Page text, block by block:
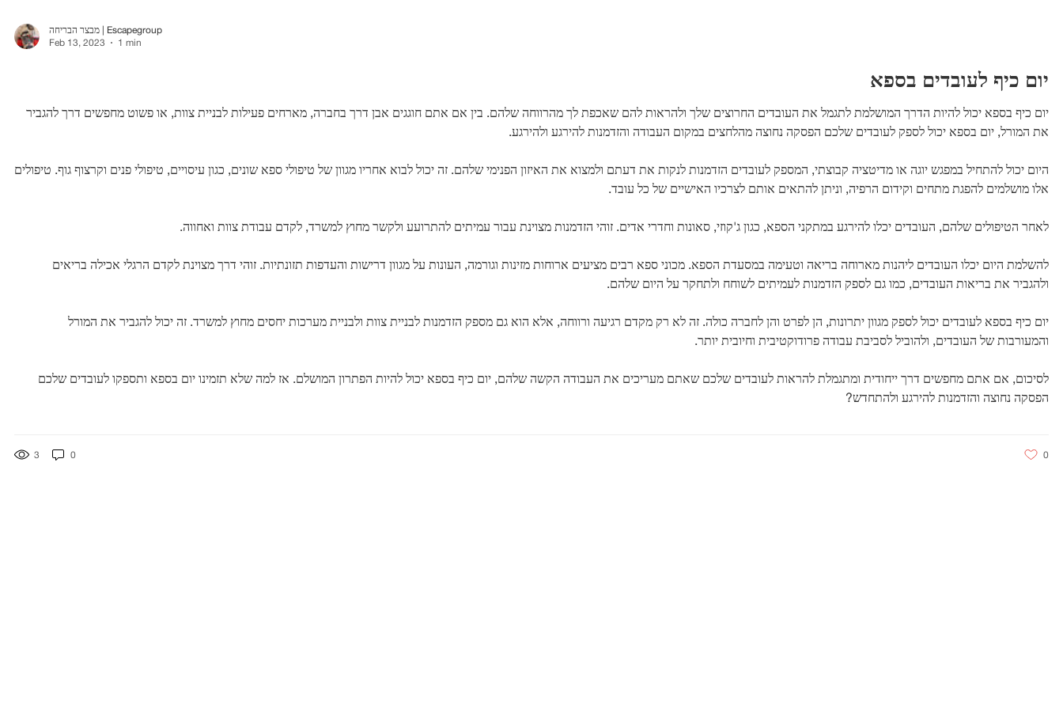
מבצר הבריחה | Escapegroup
Feb 13, 2023
1 min
יום כיף לעובדים בספא
יום כיף בספא יכול להיות הדרך המושלמת לתגמל את העובדים החרוצים שלך ולהראות להם שאכפת לך מהרווחה שלהם. בין אם אתם חוגגים אבן דרך בחברה, מארחים פעילות לבניית צוות, או פשוט מחפשים דרך להגביר
את המורל, יום בספא יכול לספק לעובדים שלכם הפסקה נחוצה מהלחצים במקום העבודה והזדמנות להירגע ולהירגע.
היום יכול להתחיל במפגש יוגה או מדיטציה קבוצתי, המספק לעובדים הזדמנות לנקות את דעתם ולמצוא את האיזון הפנימי שלהם. זה יכול לבוא אחריו מגוון של טיפולי ספא שונים, כגון עיסויים, טיפולי פנים וקרצוף גוף. טיפולים
אלו מושלמים להפגת מתחים וקידום הרפיה, וניתן להתאים אותם לצרכיו האישיים של כל עובד.
לאחר הטיפולים שלהם, העובדים יכלו להירגע במתקני הספא, כגון ג'קוזי, סאונות וחדרי אדים. זוהי הזדמנות מצוינת עבור עמיתים להתרועע ולקשר מחוץ למשרד, לקדם עבודת צוות ואחווה.
להשלמת היום יכלו העובדים ליהנות מארוחה בריאה וטעימה במסעדת הספא. מכוני ספא רבים מציעים ארוחות מזינות וגורמה, העונות על מגוון דרישות והעדפות תזונתיות. זוהי דרך מצוינת לקדם הרגלי אכילה בריאים
ולהגביר את בריאות העובדים, כמו גם לספק הזדמנות לעמיתים לשוחח ולתחקר על היום שלהם.
יום כיף בספא לעובדים יכול לספק מגוון יתרונות, הן לפרט והן לחברה כולה. זה לא רק מקדם רגיעה ורווחה, אלא הוא גם מספק הזדמנות לבניית צוות ולבניית מערכות יחסים מחוץ למשרד. זה יכול להגביר את המורל
והמעורבות של העובדים, ולהוביל לסביבת עבודה פרודוקטיבית וחיובית יותר.
לסיכום, אם אתם מחפשים דרך ייחודית ומתגמלת להראות לעובדים שלכם שאתם מעריכים את העבודה הקשה שלהם, יום כיף בספא יכול להיות הפתרון המושלם. אז למה שלא תזמינו יום בספא ותספקו לעובדים שלכם
הפסקה נחוצה והזדמנות להירגע ולהתחדש?
3 0 0